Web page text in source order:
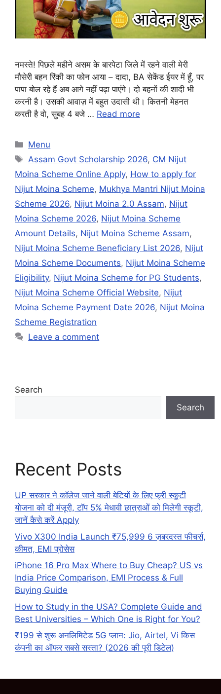
नमस्ते! पिछले महीने असम के बारपेटा जिले में रहने वाली मेरी
मौसेरी बहन रिंकी का फोन आया – दादा, BA सेकेंड ईयर में हूँ, पर
पापा बोल रहे हैं अब आगे नहीं पढ़ा पाएंगे। दो बहनों की शादी भी
करनी है। उसकी आवाज़ में बहुत उदासी थी। कितनी मेहनत
करती है वो, सुबह 4 बजे … Read more
Categories
Menu
Tags
Assam Govt Scholarship 2026, CM Nijut
Moina Scheme Online Apply, How to apply for
Nijut Moina Scheme, Mukhya Mantri Nijut Moina
Scheme 2026, Nijut Moina 2.0 Assam, Nijut
Moina Scheme 2026, Nijut Moina Scheme
Amount Details, Nijut Moina Scheme Assam,
Nijut Moina Scheme Beneficiary List 2026, Nijut
Moina Scheme Documents, Nijut Moina Scheme
Eligibility, Nijut Moina Scheme for PG Students,
Nijut Moina Scheme Official Website, Nijut
Moina Scheme Payment Date 2026, Nijut Moina
Scheme Registration
Leave a comment
Search
Search
Recent Posts
UP सरकार ने कॉलेज जाने वाली बेटियों के लिए फ्री स्कूटी
योजना को दी मंजूरी, टॉप 5% मेधावी छात्राओं को मिलेगी स्कूटी,
जानें कैसे करें Apply
Vivo X300 India Launch ₹75,999 6 ज़बरदस्त फीचर्स,
कीमत, EMI प्रोसेस
iPhone 16 Pro Max Where to Buy Cheap? US vs
India Price Comparison, EMI Process & Full
Buying Guide
How to Study in the USA? Complete Guide and
Best Universities – Which One is Right for You?
₹199 से शुरू अनलिमिटेड 5G प्लान: Jio, Airtel, Vi किस
कंपनी का ऑफर सबसे सस्ता? (2026 की पूरी डिटेल)